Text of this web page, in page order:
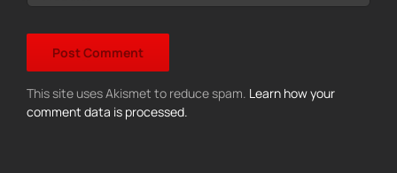
This site uses Akismet to reduce spam. Learn how your
comment data is processed.